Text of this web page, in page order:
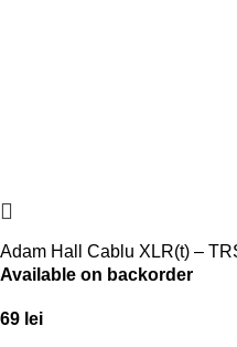
Adam Hall Cablu XLR(t) –
Available on backorder
69 lei